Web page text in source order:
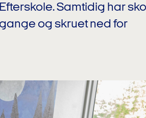
Samtidig har
og skruet ned for